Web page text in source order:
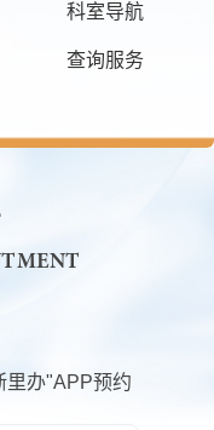
科室导航
查询服务
里办"APP预约